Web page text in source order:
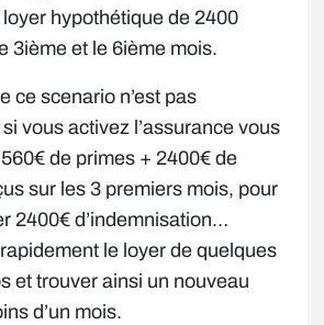
hypothétique de 2400
3ième et le 6ième mois.
ce scenario n’est pas
vous activez l’assurance vous
de primes + 2400€ de
sur les 3 premiers mois, pour
2400€ d’indemnisation…
le loyer de quelques
et trouver ainsi un nouveau
d’un mois.